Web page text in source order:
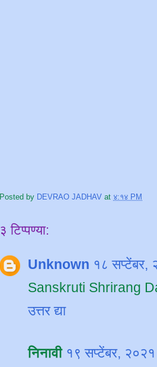
Posted by DEVRAO JADHAV at ४:१४ PM
३ टिप्पण्या:
Unknown १८ सप्टेंबर,
Sanskruti Shrirang
उत्तर द्या
निनावी १९ सप्टेंबर, २०२१